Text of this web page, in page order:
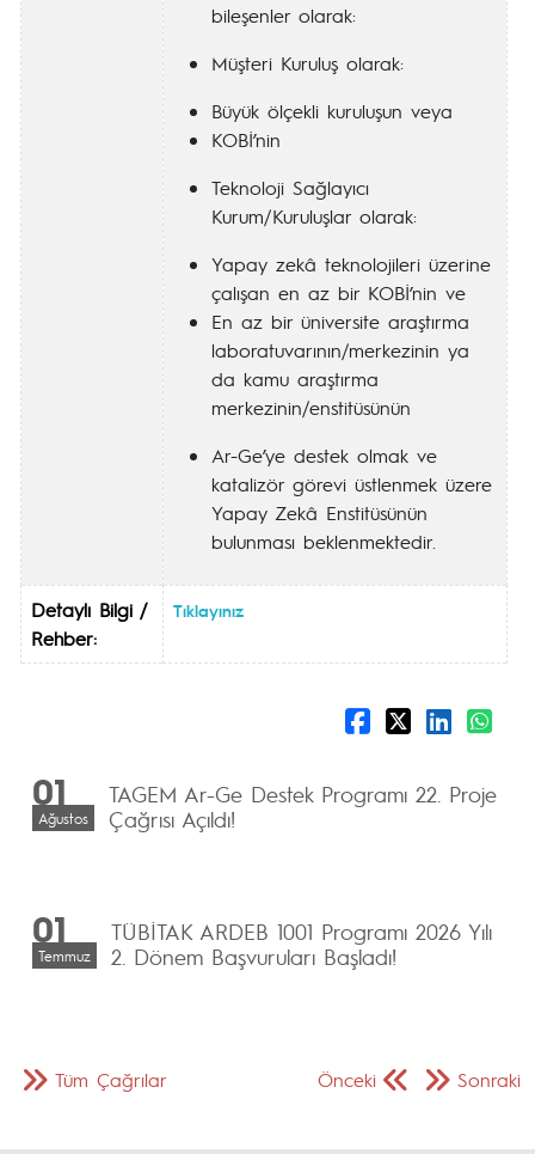
bileşenler olarak:
Müşteri Kuruluş olarak:
Büyük ölçekli kuruluşun veya
KOBİ’nin
Teknoloji Sağlayıcı
Kurum/Kuruluşlar olarak:
Yapay zekâ teknolojileri üzerine
çalışan en az bir KOBİ’nin ve
En az bir üniversite araştırma
laboratuvarının/merkezinin ya
da kamu araştırma
merkezinin/enstitüsünün
Ar-Ge’ye destek olmak ve
katalizör görevi üstlenmek üzere
Yapay Zekâ Enstitüsünün
bulunması beklenmektedir.
Detaylı Bilgi /
Rehber:
Tıklayınız
01
Ağustos
TAGEM Ar-Ge Destek Programı 22. Proje
Çağrısı Açıldı!
01
Temmuz
TÜBİTAK ARDEB 1001 Programı 2026 Yılı
2. Dönem Başvuruları Başladı!
Önceki Sonraki
Tüm Çağrılar